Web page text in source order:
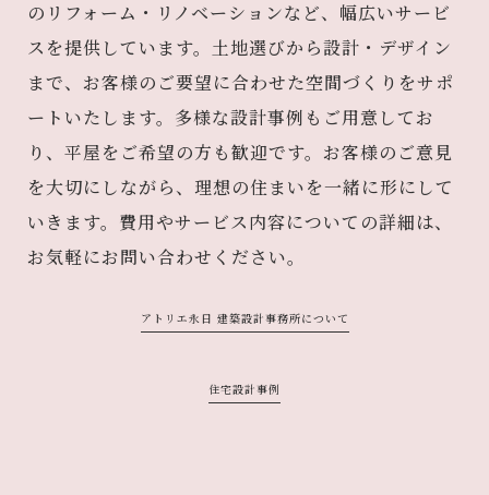
のリフォーム・リノベーションなど、幅広いサービ
スを提供しています。土地選びから設計・デザイン
まで、お客様のご要望に合わせた空間づくりをサポ
ートいたします。多様な設計事例もご用意してお
り、平屋をご希望の方も歓迎です。お客様のご意見
を大切にしながら、理想の住まいを一緒に形にして
いきます。費用やサービス内容についての詳細は、
お気軽にお問い合わせください。
アトリエ永日 建築設計事務所について
住宅設計事例